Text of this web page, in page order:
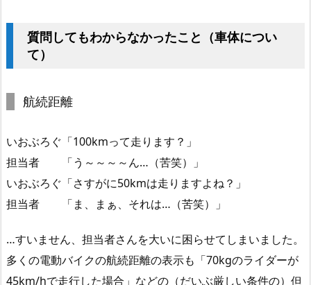
質問してもわからなかったこと（車体につい
て）
航続距離
いおぶろぐ「100kmって走ります？」
担当者 「う～～～～ん…（苦笑）」
いおぶろぐ「さすがに50kmは走りますよね？」
担当者 「ま、まぁ、それは…（苦笑）」
…すいません、担当者さんを大いに困らせてしまいました。
多くの電動バイクの航続距離の表示も「70kgのライダーが
45km/hで走行した場合」などの（だいぶ厳しい条件の）但